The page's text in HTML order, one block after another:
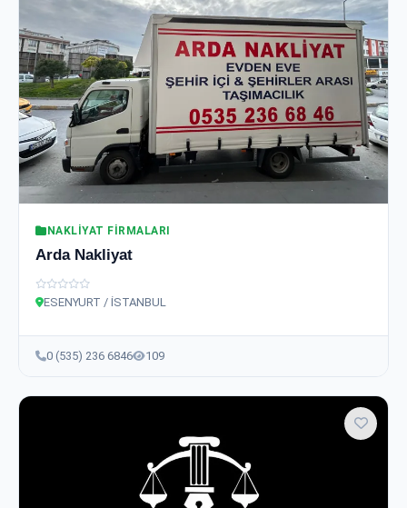
NAKLIYAT FIRMALARI
Arda Nakliyat
ESENYURT / İSTANBUL
0 (535) 236 6846 109